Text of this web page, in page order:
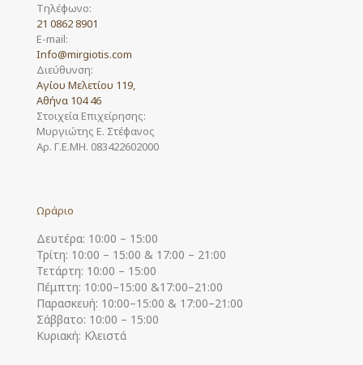
Τηλέφωνο:
21 0862 8901
E-mail:
Info@mirgiotis.com
Διεύθυνση:
Αγίου Μελετίου 119,
Αθήνα 104 46
Στοιχεία Επιχείρησης:
Μυργιώτης Ε. Στέφανος
Αρ. Γ.Ε.ΜΗ. 083422602000
Ωράριο
Δευτέρα: 10:00 – 15:00
Τρίτη: 10:00 – 15:00 & 17:00 – 21:00
Τετάρτη: 10:00 – 15:00
Πέμπτη: 10:00–15:00 &17:00–21:00
Παρασκευή: 10:00–15:00 & 17:00–21:00
Σάββατο: 10:00 – 15:00
Κυριακή: Κλειστά